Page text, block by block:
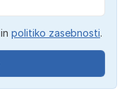
in politiko zasebnosti.